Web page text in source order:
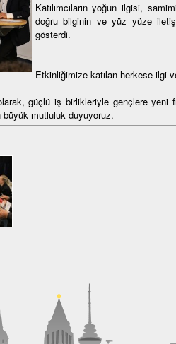
Katılımcıların yoğun ilgisi,
doğru bilginin ve yüz yüze
gösterdi.
Etkinliğimize katılan herkese ilgi
güçlü iş birlikleriyle gençlere yeni
büyük mutluluk duyuyoruz.